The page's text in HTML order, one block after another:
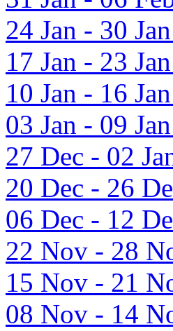
24 Jan - 30
17 Jan - 23
10 Jan - 16
03 Jan - 09
27 Dec - 02
20 Dec - 26
06 Dec - 12
22 Nov - 28
15 Nov - 21
08 Nov - 14